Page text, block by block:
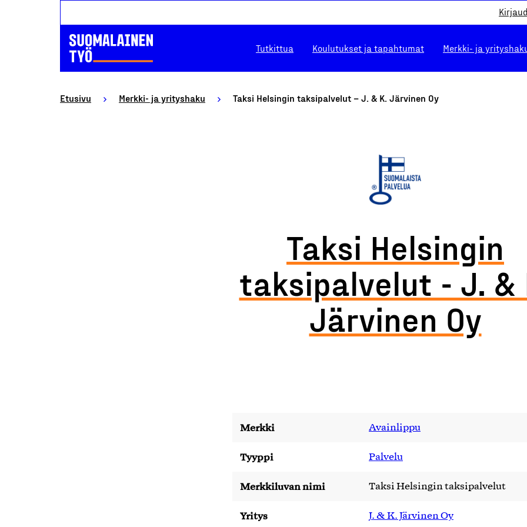
Tutkittua Koulutukset ja tapahtumat Merkki- ja
Etusivu Merkki- ja yrityshaku Taksi Helsingin taksipalvelut – J. & K. Järvinen Oy
Taksi Helsingin
taksipalvelut - J. &
Järvinen Oy
Merkki Avainlippu
Tyyppi Palvelu
Merkkiluvan nimi Taksi Helsingin taksipalvelut
Yritys J. & K. Järvinen Oy